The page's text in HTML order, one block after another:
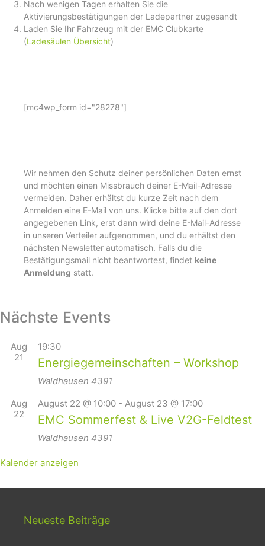
Nach wenigen Tagen erhalten Sie die
Aktivierungsbestätigungen der Ladepartner zugesandt
Laden Sie Ihr Fahrzeug mit der EMC Clubkarte
(Ladesäulen Übersicht)
[mc4wp_form id="28278"]
Wir nehmen den Schutz deiner persönlichen Daten ernst
und möchten einen Missbrauch deiner E-Mail-Adresse
vermeiden. Daher erhältst du kurze Zeit nach dem
Anmelden eine E-Mail von uns. Klicke bitte auf den dort
angegebenen Link, erst dann wird deine E-Mail-Adresse
in unseren Verteiler aufgenommen, und du erhältst den
nächsten Newsletter automatisch. Falls du die
Bestätigungsmail nicht beantwortest, findet keine
Anmeldung statt.
Nächste Events
Aug
21
19:30
Energiegemeinschaften – Workshop
Waldhausen 4391
Aug
22
August 22 @ 10:00 - August 23 @ 17:00
EMC Sommerfest & Live V2G-Feldtest
Waldhausen 4391
Kalender anzeigen
Neueste Beiträge